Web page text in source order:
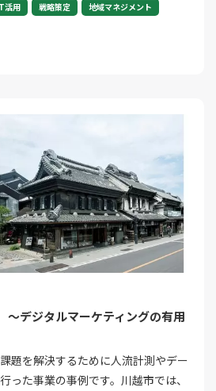
活用 戦略策定
地域マネジメント
デジタルマーケティングの有用
題を解決するために人流計測やデー
った事業の事例です。川越市では、